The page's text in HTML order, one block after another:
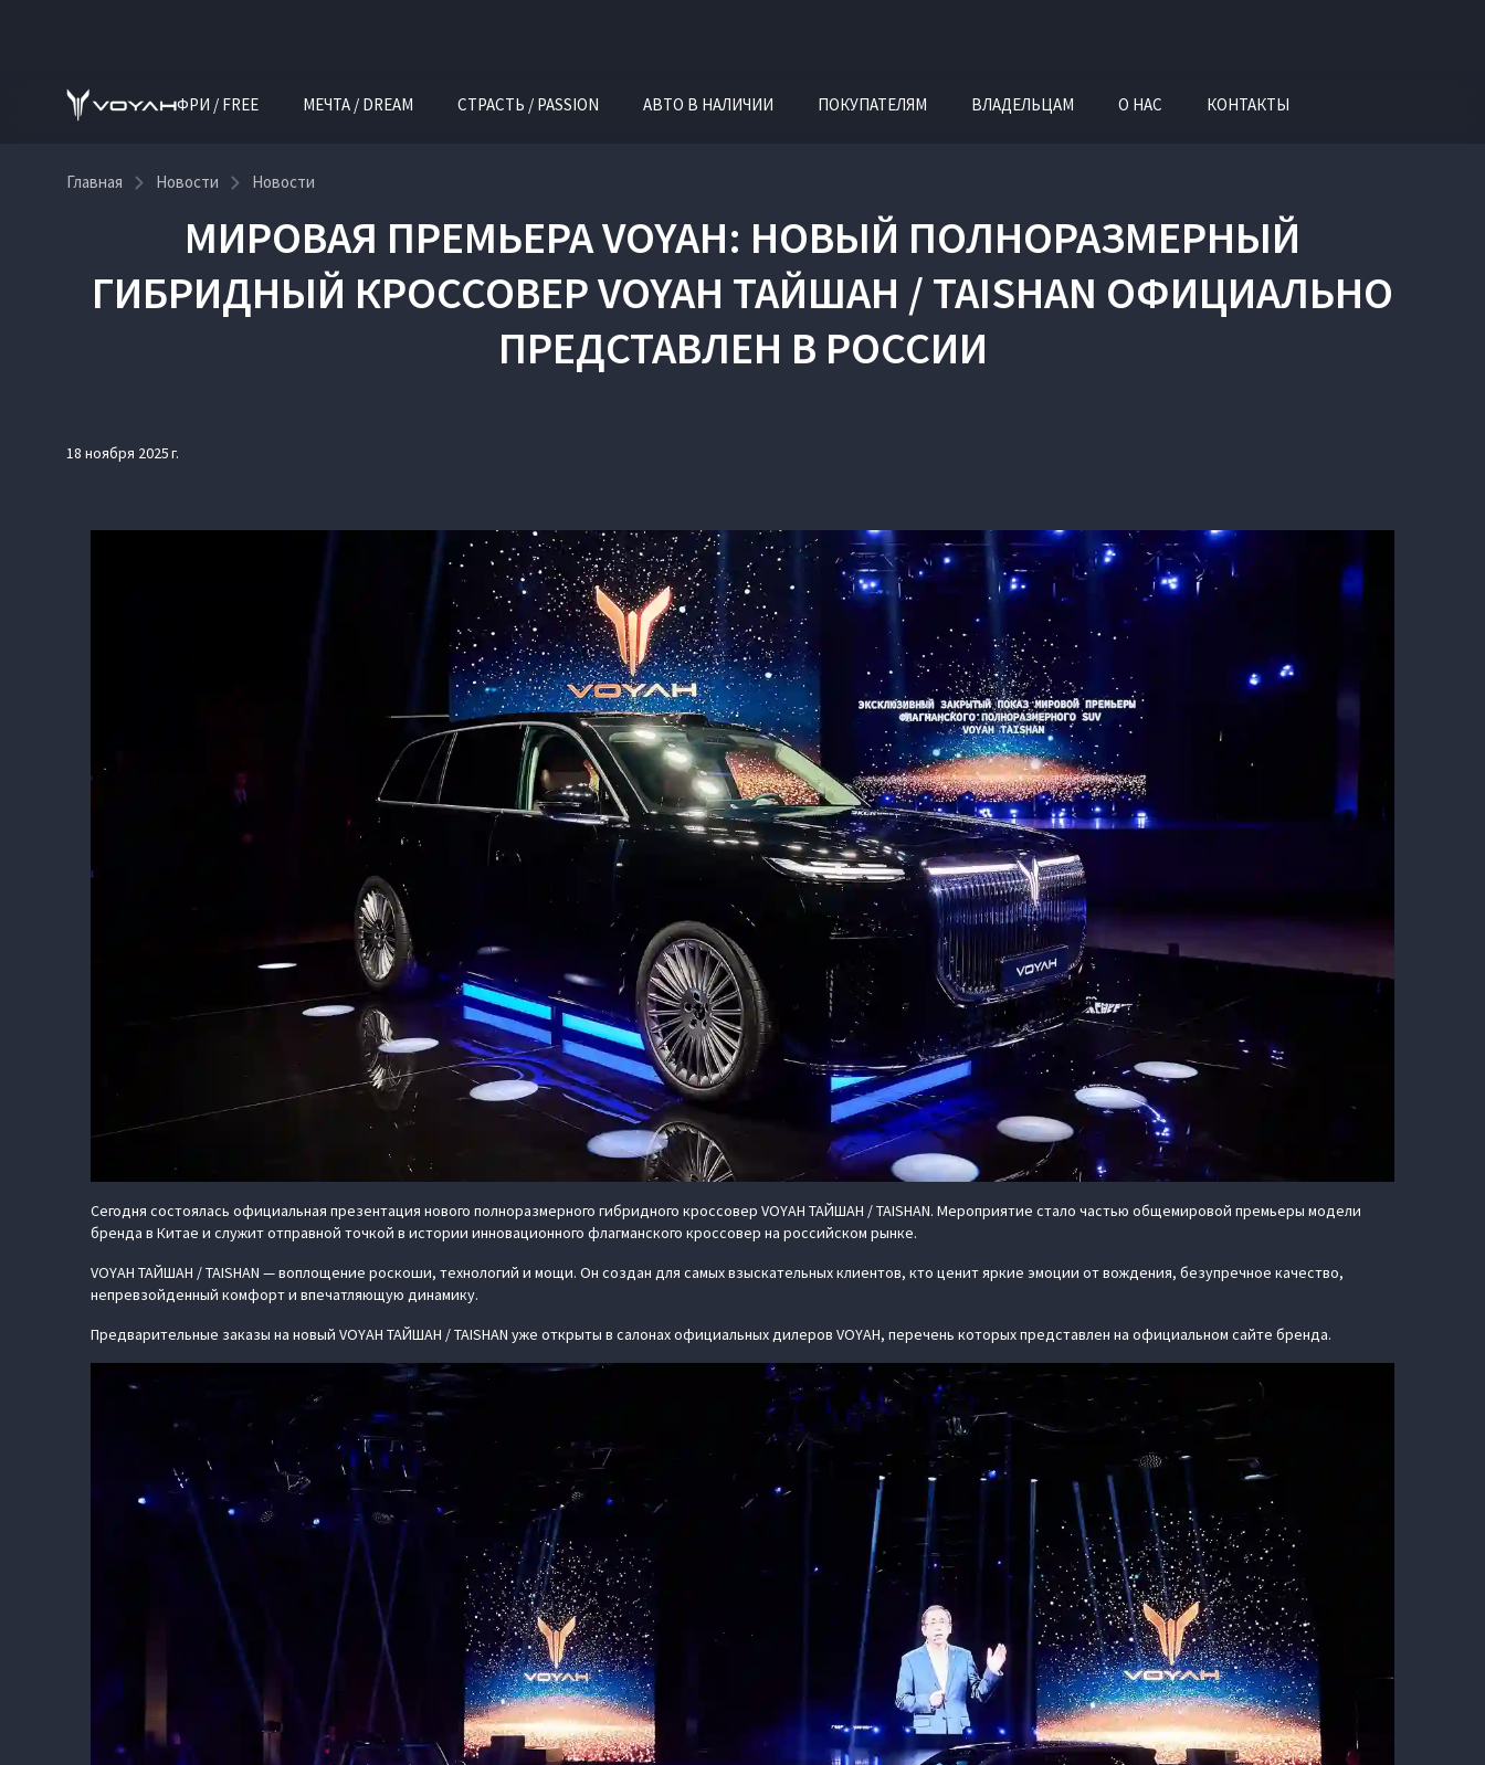
ФРИ / FREE МЕЧТА / DREAM СТРАСТЬ / PASSION АВТО В НАЛИЧИИ ПОКУПАТЕЛЯМ ВЛАДЕЛЬЦАМ О НАС КОНТАКТЫ
Главная Новости Новости
МИРОВАЯ ПРЕМЬЕРА VOYAH: НОВЫЙ ПОЛНОРАЗМЕРНЫЙ
ГИБРИДНЫЙ КРОССОВЕР VOYAH ТАЙШАН / TAISHAN ОФИЦИАЛЬНО
ПРЕДСТАВЛЕН В РОССИИ
18 ноября 2025 г.
Сегодня состоялась официальная презентация нового полноразмерного гибридного кроссовер VOYAH ТАЙШАН / TAISHAN. Мероприятие стало частью общемировой премьеры модели
бренда в Китае и служит отправной точкой в истории инновационного флагманского кроссовер на российском рынке.
VOYAH ТАЙШАН / TAISHAN — воплощение роскоши, технологий и мощи. Он создан для самых взыскательных клиентов, кто ценит яркие эмоции от вождения, безупречное качество,
непревзойденный комфорт и впечатляющую динамику.
Предварительные заказы на новый VOYAH ТАЙШАН / TAISHAN уже открыты в салонах официальных дилеров VOYAH, перечень которых представлен на официальном сайте бренда.